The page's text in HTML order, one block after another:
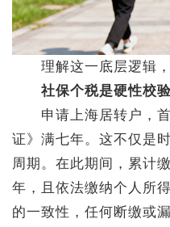
理解这一底层逻辑，
社保个税是硬性校
申请上海居转户，首
证》满七年。这不仅是
周期。在此期间，累计
年，且依法缴纳个人所
的一致性，任何断缴或